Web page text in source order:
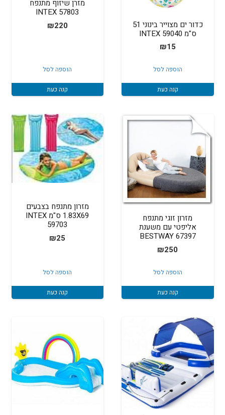
כדור ים מצוייר בינוני 51
ס"מ INTEX 59040
₪15
הוספה לסל
קנה כעת
מזרן שיזוף מתנפח
INTEX 57803
₪220
הוספה לסל
קנה כעת
מזרון זוגי מתנפח
אליפטי עם משענת
67397 BESTWAY
₪250
הוספה לסל
קנה כעת
מזרון מתנפח בצבעים
1.83X69 ס"מ INTEX
59703
₪25
הוספה לסל
קנה כעת